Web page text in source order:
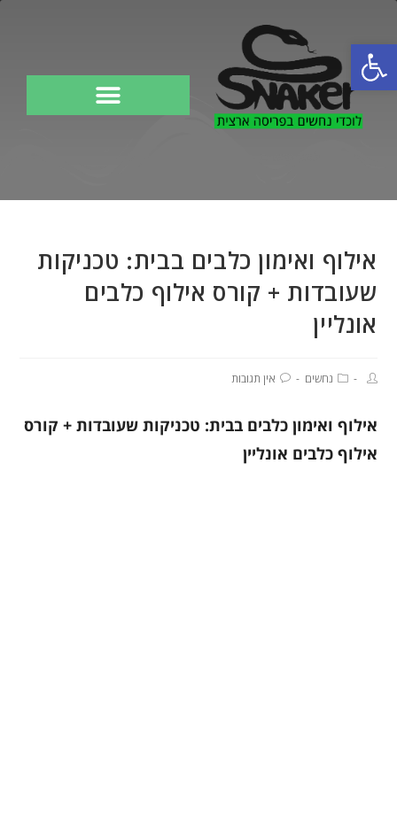
פתח סרגל נגישות
אילוף ואימון כלבים בבית: טכניקות
שעובדות + קורס אילוף כלבים
אונליין
נחשים אין תגובות
אילוף ואימון כלבים בבית: טכניקות שעובדות + קורס
אילוף כלבים אונליין